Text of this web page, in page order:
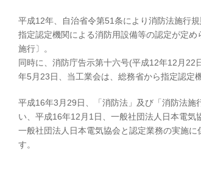
平成12年、自治省令第51条により消防法施行
指定認定機関による消防用設備等の認定が定
施行〕。
同時に、消防庁告示第十六号(平成12年12月
年5月23日、当工業会は、総務省から指定認定
平成16年3月29日、「消防法」及び「消防法
い、平成16年12月1日、一般社団法人日本電気
一般社団法人日本電気協会と認定業務の実施
す。